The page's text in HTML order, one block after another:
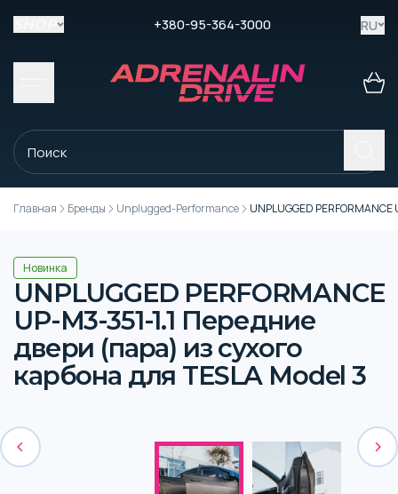
+380-95-364-3000 RU
Главная Бренды Unplugged-Performance UNPLUGGED
Новинка
UNPLUGGED PERFORMANCE
UP-M3-351-1.1 Передние
двери (пара) из сухого
карбона для TESLA Model 3